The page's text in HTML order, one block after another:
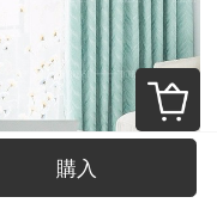
購入